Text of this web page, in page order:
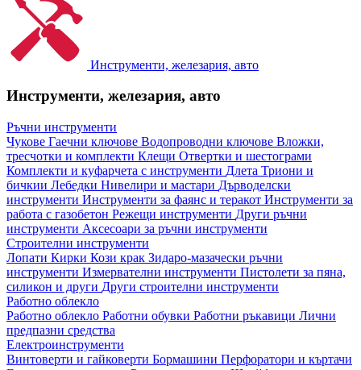
Инструменти, железария, авто
Инструменти, железария, авто
Ръчни инструменти
Чукове Гаечни ключове Водопроводни ключове Вложки,
тресчотки и комплекти Клещи Отвертки и шестограми
Комплекти и куфарчета с инструменти Длета Триони и
бичкии Лебедки Нивелири и мастари Дърводелски
инструменти Инструменти за фаянс и теракот Инструменти за
работа с газобетон Режещи инструменти Други ръчни
инструменти Аксесоари за ръчни инструменти
Строителни инструменти
Лопати Кирки Кози крак Зидаро-мазачески ръчни
инструменти Измервателни инструменти Пистолети за пяна,
силикон и други Други строителни инструменти
Работно облекло
Работно облекло Работни обувки Работни ръкавици Лични
предпазни средства
Електроинструменти
Винтоверти и гайковерти Бормашини Перфоратори и къртачи